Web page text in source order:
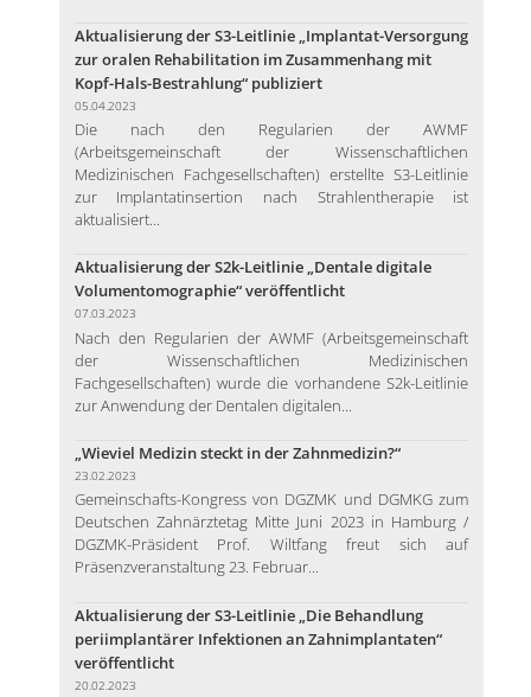
Aktualisierung der S3-Leitlinie „Implantat-Versorgung
zur oralen Rehabilitation im Zusammenhang mit
Kopf-Hals-Bestrahlung“ publiziert
05.04.2023
Die nach den Regularien der AWMF
(Arbeitsgemeinschaft der Wissenschaftlichen
Medizinischen Fachgesellschaften) erstellte S3-Leitlinie
zur Implantatinsertion nach Strahlentherapie ist
aktualisiert...
Aktualisierung der S2k-Leitlinie „Dentale digitale
Volumentomographie“ veröffentlicht
07.03.2023
Nach den Regularien der AWMF (Arbeitsgemeinschaft
der Wissenschaftlichen Medizinischen
Fachgesellschaften) wurde die vorhandene S2k-Leitlinie
zur Anwendung der Dentalen digitalen...
„Wieviel Medizin steckt in der Zahnmedizin?“
23.02.2023
Gemeinschafts-Kongress von DGZMK und DGMKG zum
Deutschen Zahnärztetag Mitte Juni 2023 in Hamburg /
DGZMK-Präsident Prof. Wiltfang freut sich auf
Präsenzveranstaltung 23. Februar...
Aktualisierung der S3-Leitlinie „Die Behandlung
periimplantärer Infektionen an Zahnimplantaten“
veröffentlicht
20.02.2023